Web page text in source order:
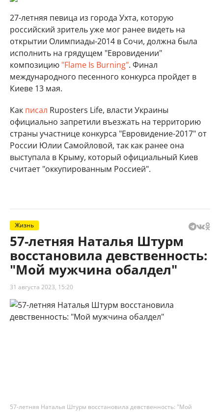
27-летняя певица из города Ухта, которую
российский зритель уже мог ранее видеть на
открытии Олимпиады-2014 в Сочи, должна была
исполнить на грядущем "Евровидении"
композицию "Flame Is Burning". Финал
международного песенного конкурса пройдет в
Киеве 13 мая.
Как писал Ruposters Life, власти Украины
официально запретили въезжать на территорию
страны участнице конкурса "Евровидение-2017" от
России Юлии Самойловой, так как ранее она
выступала в Крыму, который официальный Киев
считает "оккупированным Россией".
Жизнь
57-летняя Наталья Штурм
восстановила девственность:
"Мой мужчина обалдел"
31 августа 2023, 15:20
57-летняя Наталья Штурм восстановила девственность: "Мой